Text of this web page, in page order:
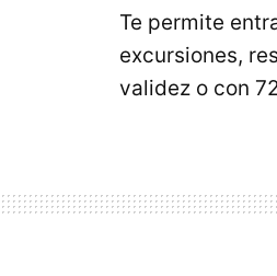
Te permite
excursiones,
validez o con